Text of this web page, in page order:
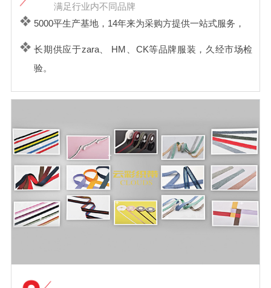
满足行业内不同品牌
5000平生产基地，14年来为采购方提供一站式服务，
长期供应于zara、 HM、CK等品牌服装，久经市场检
验。